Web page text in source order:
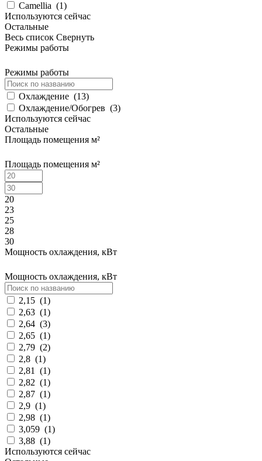
Camellia (1)
Используются сейчас
Остальные
Весь список Свернуть
Режимы работы
Режимы работы
Охлаждение (13)
Охлаждение/Обогрев (3)
Используются сейчас
Остальные
Площадь помещения м²
Площадь помещения м²
20
23
25
28
30
Мощность охлаждения, кВт
Мощность охлаждения, кВт
2,15 (1)
2,63 (1)
2,64 (3)
2,65 (1)
2,79 (2)
2,8 (1)
2,81
(1)
2,82 (1)
2,87 (1)
2,9 (1)
2,98 (1)
3,059 (1)
3,88 (1)
Используются сейчас